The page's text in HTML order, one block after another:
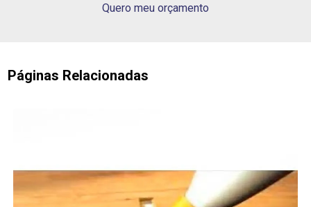
Quero meu orçamento
Páginas Relacionadas